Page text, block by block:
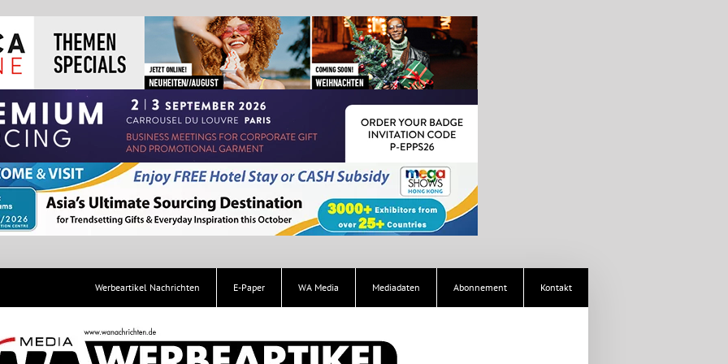
Werbeartikel Nachrichten E-Paper WA Media Mediadaten Abonnement Kontakt